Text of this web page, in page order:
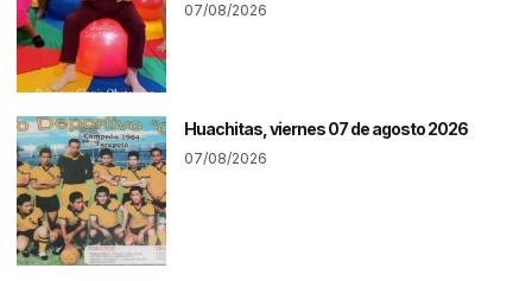
07/08/2026
Huachitas, viernes 07 de agosto 2026
07/08/2026